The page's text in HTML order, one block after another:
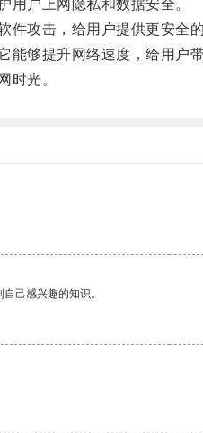
户上网隐私和数据安全。
攻击，给用户提供更安全的
够提升网络速度，给用户带
光。
己感兴趣的知识。